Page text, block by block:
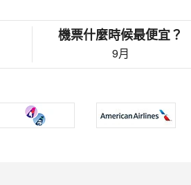
機票什麼時候最便宜？
9月